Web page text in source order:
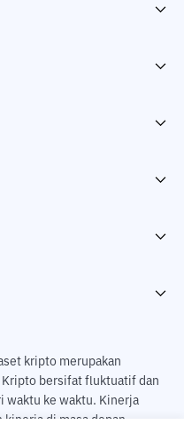
kripto merupakan
bersifat fluktuatif dan
waktu ke waktu. Kinerja
di masa depan.